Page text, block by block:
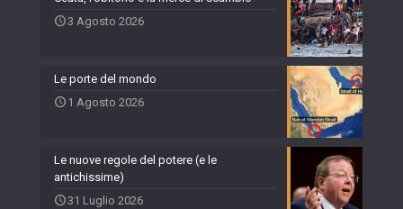
3 Agosto 2026
Le porte del mondo
1 Agosto 2026
Le nuove regole del potere (e le
antichissime)
31 Luglio 2026